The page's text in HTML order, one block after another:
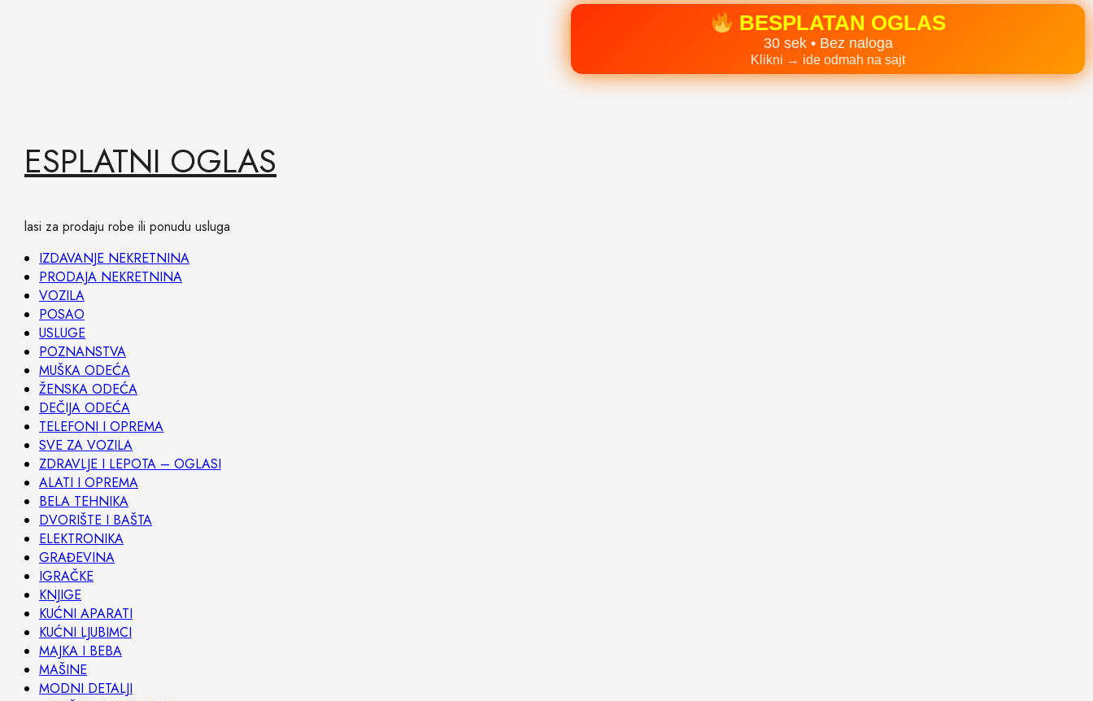
BESPLATAN OGLAS
30 sek • Bez naloga
Klikni → ide odmah na sajt
Skip
content
BESPLATNI OGLAS
Oglasi za prodaju robe ili ponudu usluga
Primary
Menu
IZDAVANJE NEKRETNINA
PRODAJA NEKRETNINA
VOZILA
POSAO
USLUGE
POZNANSTVA
MUŠKA ODEĆA
ŽENSKA ODEĆA
DEČIJA ODEĆA
TELEFONI I OPREMA
SVE ZA VOZILA
ZDRAVLJE I LEPOTA – OGLASI
ALATI I OPREMA
BELA TEHNIKA
DVORIŠTE I BAŠTA
ELEKTRONIKA
GRAĐEVINA
IGRAČKE
KNJIGE
KUĆNI APARATI
KUĆNI LJUBIMCI
MAJKA I BEBA
MAŠINE
MODNI DETALJI